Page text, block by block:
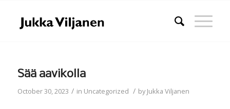
Sää aavikolla
October 30, 2023 / in Uncategorized / byJukka Viljanen